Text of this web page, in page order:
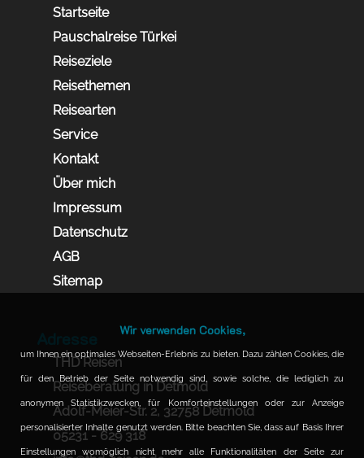
Startseite
Pauschalreise Türkei
Reiseziele
Reisethemen
Reisearten
Service
Kontakt
Über mich
Impressum
Datenschutz
AGB
Sitemap
THD Reisen
Reiseberatung in Detmold
Adolf-Meier-Str. 2, 32758 Detmold
05231 - 629 318
Wir verwenden Cookies,
um Ihnen ein optimales Webseiten-Erlebnis zu bieten. Dazu zählen Cookies, die
für den Betrieb der Seite notwendig sind, sowie solche, die lediglich zu
anonymen Statistikzwecken, für Komforteinstellungen oder zur Anzeige
personalisierter Inhalte genutzt werden. Bitte beachten Sie, dass auf Basis Ihrer
Einstellungen womöglich nicht mehr alle Funktionalitäten der Seite zur